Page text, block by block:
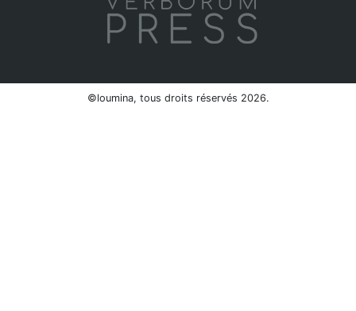
©loumina, tous droits réservés 2026.